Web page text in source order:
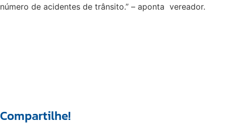
número de acidentes de trânsito.” – aponta vereador.
Compartilhe!